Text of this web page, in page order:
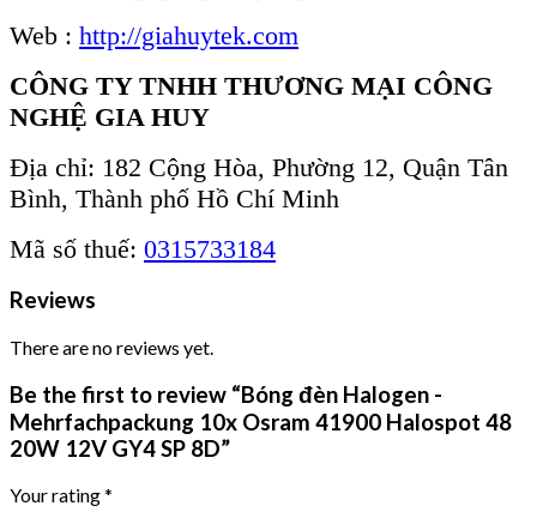
Web : http://giahuytek.com
CÔNG TY TNHH THƯƠNG MẠI CÔNG
NGHỆ GIA HUY
Địa chỉ: 182 Cộng Hòa, Phường 12, Quận Tân
Bình, Thành phố Hồ Chí Minh
Mã số thuế: 0315733184
Reviews
There are no reviews yet.
Be the first to review “Bóng đèn Halogen -
Mehrfachpackung 10x Osram 41900 Halospot 48
20W 12V GY4 SP 8D”
Your rating*